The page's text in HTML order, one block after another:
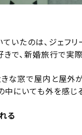
いたのは、ジェフリ
で、新婚旅行で実
な窓で屋内と屋外
中にいても外を感じ
る